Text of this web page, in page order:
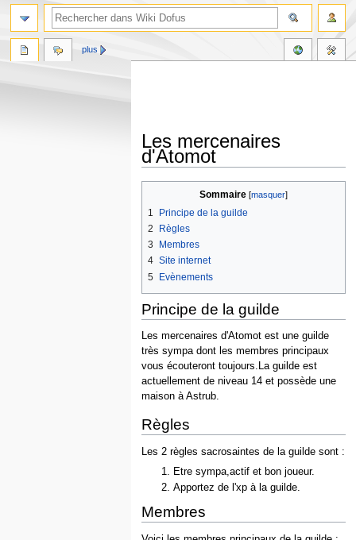
Les mercenaires
d'Atomot
navigation
recherche
Sommaire
1
Principe de la guilde
2
Règles
3
Membres
4 Site internet
5 Evènements
Principe de la guilde
Les mercenaires d'Atomot est une guilde
très sympa dont les membres principaux
vous écouteront toujours.La guilde est
actuellement de niveau 14 et possède une
maison à Astrub.
Règles
Les 2 règles sacrosaintes de la guilde sont :
Etre sympa,actif et bon joueur.
Apportez de l'xp à la guilde.
Membres
plus